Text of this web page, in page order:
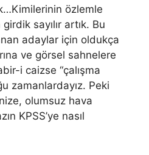
özlemle
sayılır artık. Bu
adaylar için oldukça
ve görsel sahnelere
i caizse “çalışma
zamanlardayız. Peki
olumsuz hava
KPSS’ye nasıl